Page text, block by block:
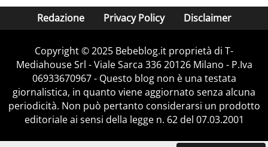
Redazione Privacy Policy Disclaimer
Copyright © 2025 Bebeblog.it proprietà di T-
Mediahouse Srl - Viale Sarca 336 20126 Milano - P.Iva
06933670967 - Questo blog non è una testata
giornalistica, in quanto viene aggiornato senza alcuna
periodicità. Non può pertanto considerarsi un prodotto
editoriale ai sensi della legge n. 62 del 07.03.2001